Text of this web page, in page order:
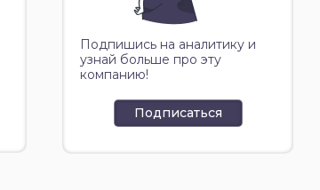
Подпишись на аналитику и
узнай больше про эту
компанию!
Подписаться